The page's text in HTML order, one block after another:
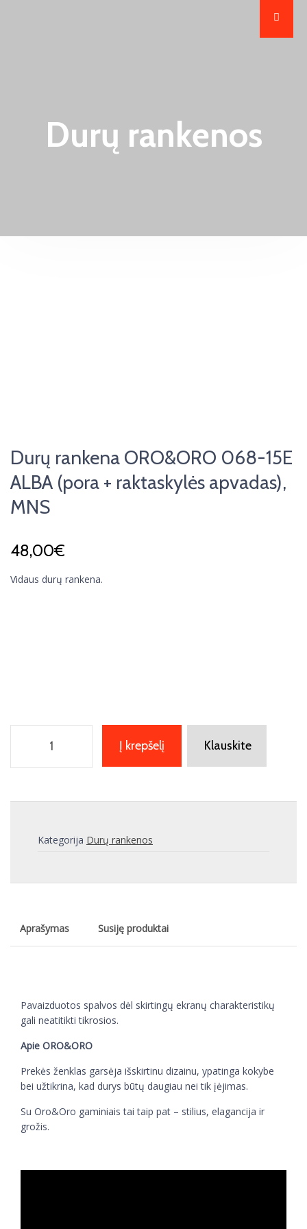
Durų rankenos
Durų rankena ORO&ORO 068-15E
ALBA (pora + raktaskylės apvadas),
MNS
48,00€
Vidaus durų rankena.
Į krepšelį Klauskite
Kategorija Durų rankenos
Aprašymas Susiję produktai
Pavaizduotos spalvos dėl skirtingų ekranų charakteristikų
gali neatitikti tikrosios.
Apie ORO&ORO
Prekės ženklas garsėja išskirtinu dizainu, ypatinga kokybe
bei užtikrina, kad durys būtų daugiau nei tik įėjimas.
Su Oro&Oro gaminiais tai taip pat – stilius, elagancija ir
grožis.